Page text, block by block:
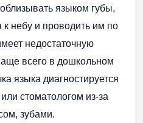
языком губы,
к небу и проводить им по
недостаточную
всего в дошкольном
языка диагностируется
стоматологом из-за
зубами.